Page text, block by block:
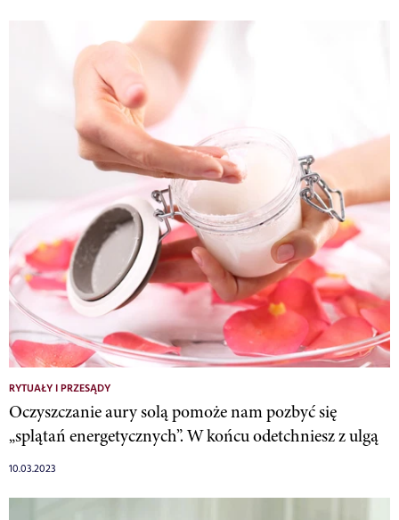
RYTUAŁY I PRZESĄDY
Oczyszczanie aury solą pomoże nam pozbyć się
„splątań energetycznych”. W końcu odetchniesz z ulgą
10.03.2023